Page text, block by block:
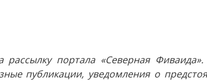
рассылку портала «Северная
публикации, уведомления о